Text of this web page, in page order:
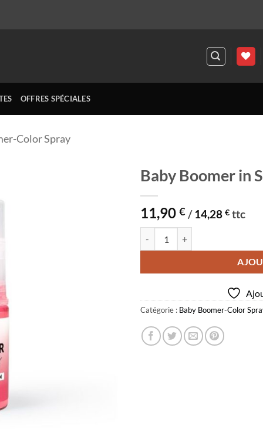
OFFRES SPÉCIALES
Color Spray
Baby Boomer in
11,90 € /14,28 € ttc
Catégorie : Baby Boomer-Color